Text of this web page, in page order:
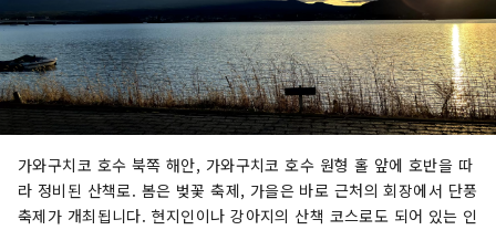
가와구치코 호수 북쪽 해안, 가와구치코 호수 원형 홀 앞에 호반을 따
라 정비된 산책로. 봄은 벚꽃 축제, 가을은 바로 근처의 회장에서 단풍
축제가 개최됩니다. 현지인이나 강아지의 산책 코스로도 되어 있는 인